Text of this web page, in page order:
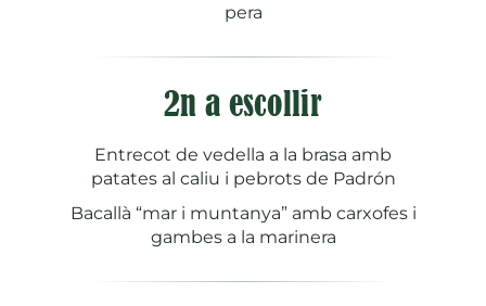
pera
2n a escollir
Entrecot de vedella a la brasa amb
patates al caliu i pebrots de Padrón
Bacallà “mar i muntanya” amb carxofes i
gambes a la marinera